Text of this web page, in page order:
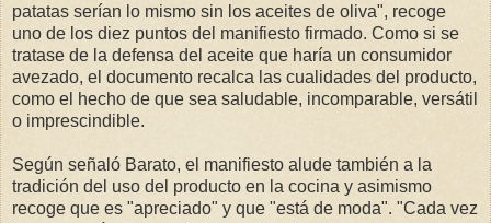
patatas serían lo mismo sin los aceites de oliva", recoge
uno de los diez puntos del manifiesto firmado. Como si se
tratase de la defensa del aceite que haría un consumidor
avezado, el documento recalca las cualidades del producto,
como el hecho de que sea saludable, incomparable, versátil
o imprescindible.
Según señaló Barato, el manifiesto alude también a la
tradición del uso del producto en la cocina y asimismo
recoge que es "apreciado" y que "está de moda". "Cada vez